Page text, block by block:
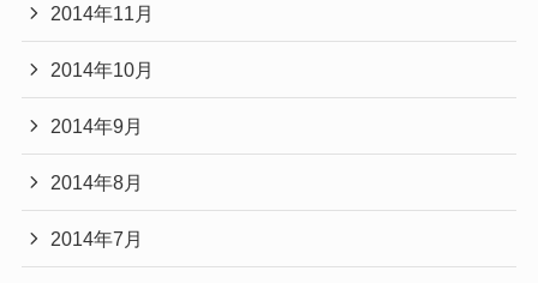
2014年11月
2014年10月
2014年9月
2014年8月
2014年7月